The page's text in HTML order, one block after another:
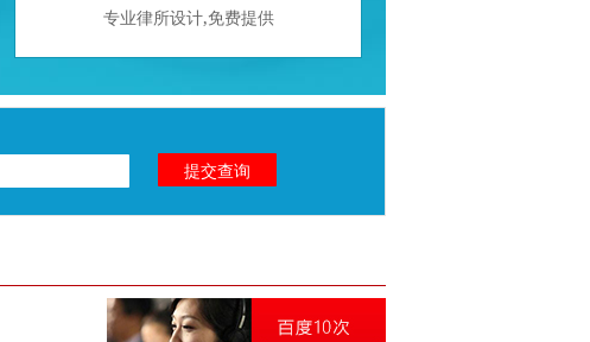
专业律所设计,免费提供